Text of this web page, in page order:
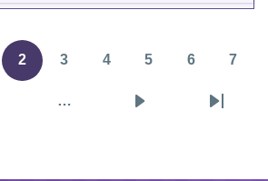
目
2 3 4 5 6 7
…
Last